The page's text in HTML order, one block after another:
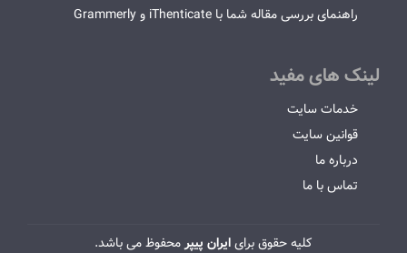
راهنمای بررسی مقاله شما با iThenticate و Grammerly
لینک های مفید
خدمات سایت
قوانین سایت
درباره ما
تماس با ما
کلیه حقوق برایایران پیپرمحفوظ می باشد.